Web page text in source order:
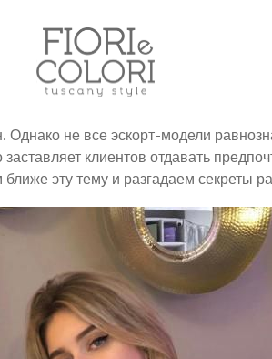
не все эскорт-модели
клиентов отдавать
эту тему и разгадаем секреты